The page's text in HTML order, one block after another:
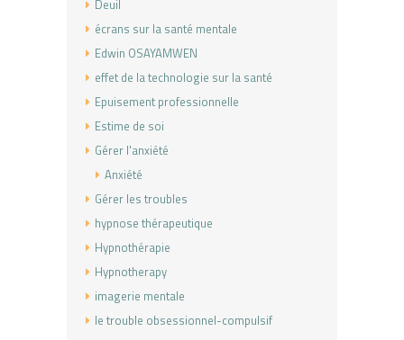
Deuil
écrans sur la santé mentale
Edwin OSAYAMWEN
effet de la technologie sur la santé
Epuisement professionnelle
Estime de soi
Gérer l'anxiété
Anxiété
Gérer les troubles
hypnose thérapeutique
Hypnothérapie
Hypnotherapy
imagerie mentale
le trouble obsessionnel-compulsif